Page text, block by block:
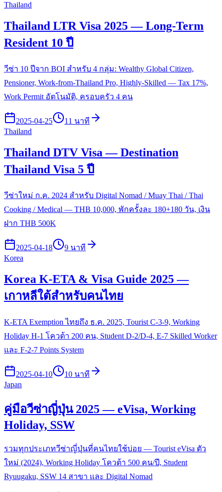
Thailand
Thailand LTR Visa 2025 — Long-Term
Resident 10 ปี
วีซ่า 10 ปีจาก BOI สำหรับ 4 กลุ่ม: Wealthy Global Citizen,
Pensioner, Work-from-Thailand Pro, Highly-Skilled — Tax 17%,
Work Permit อัตโนมัติ, ครอบครัว 4 คน
2025-04-25
11 นาที
Thailand
Thailand DTV Visa — Destination
Thailand Visa 5 ปี
วีซ่าใหม่ ก.ค. 2024 สำหรับ Digital Nomad / Muay Thai / Thai
Cooking / Medical — THB 10,000, พักครั้งละ 180+180 วัน, เงิน
ฝาก THB 500K
2025-04-18
9 นาที
Korea
Korea K-ETA & Visa Guide 2025 —
เกาหลีใต้สำหรับคนไทย
K-ETA Exemption ไทยถึง ธ.ค. 2025, Tourist C-3-9, Working
Holiday H-1 โควต้า 200 คน, Student D-2/D-4, E-7 Skilled Worker
และ F-2-7 Points System
2025-04-10
10 นาที
Japan
คู่มือวีซ่าญี่ปุ่น 2025 — eVisa, Working
Holiday, SSW
รวมทุกประเภทวีซ่าญี่ปุ่นที่คนไทยใช้บ่อย — Tourist eVisa ตัว
ใหม่ (2024), Working Holiday โควต้า 500 คน/ปี, Student
Ryuugaku, SSW 14 สาขา และ Digital Nomad